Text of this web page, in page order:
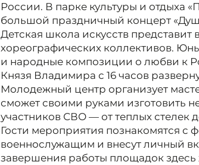
России. В парке культуры и отдыха
большой праздничный концерт
Детская школа искусств
хореографических коллективов.
и народные композиции о любви к
Князя Владимира с 16 часов
Молодежный центр организует
сможет своими руками изготовить
участников СВО — от теплых стелек
Гости мероприятия познакомятся
военнослужащим и внесут личный
завершения работы площадок здесь